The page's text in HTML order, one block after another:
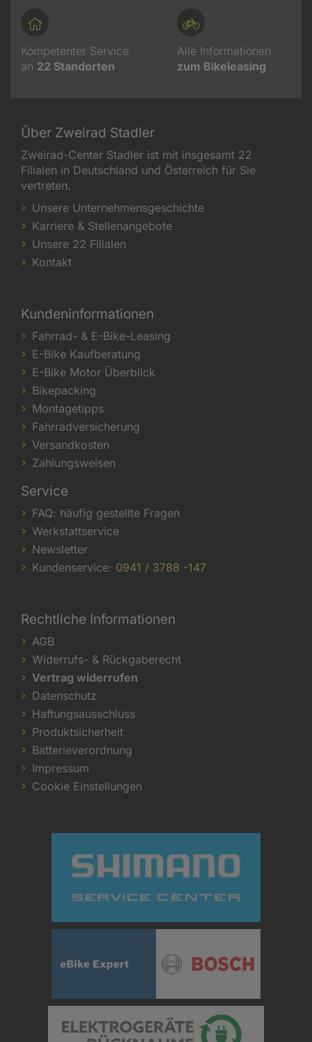
Kompetenter Service
an 22 Standorten
Alle Informationen
zum Bikeleasing
Über Zweirad Stadler
Zweirad-Center Stadler ist mit insgesamt 22
Filialen in Deutschland und Österreich für Sie
vertreten.
Unsere Unternehmensgeschichte
Karriere & Stellenangebote
Unsere 22 Filialen
Kontakt
Kundeninformationen
Fahrrad- & E-Bike-Leasing
E-Bike Kaufberatung
E-Bike Motor Überblick
Bikepacking
Montagetipps
Fahrradversicherung
Versandkosten
Zahlungsweisen
Service
FAQ: häufig gestellte Fragen
Werkstattservice
Newsletter
Kundenservice: 0941 / 3788 -147
Rechtliche Informationen
AGB
Widerrufs- & Rückgaberecht
Vertrag widerrufen
Datenschutz
Haftungsausschluss
Produktsicherheit
Batterieverordnung
Impressum
Cookie Einstellungen